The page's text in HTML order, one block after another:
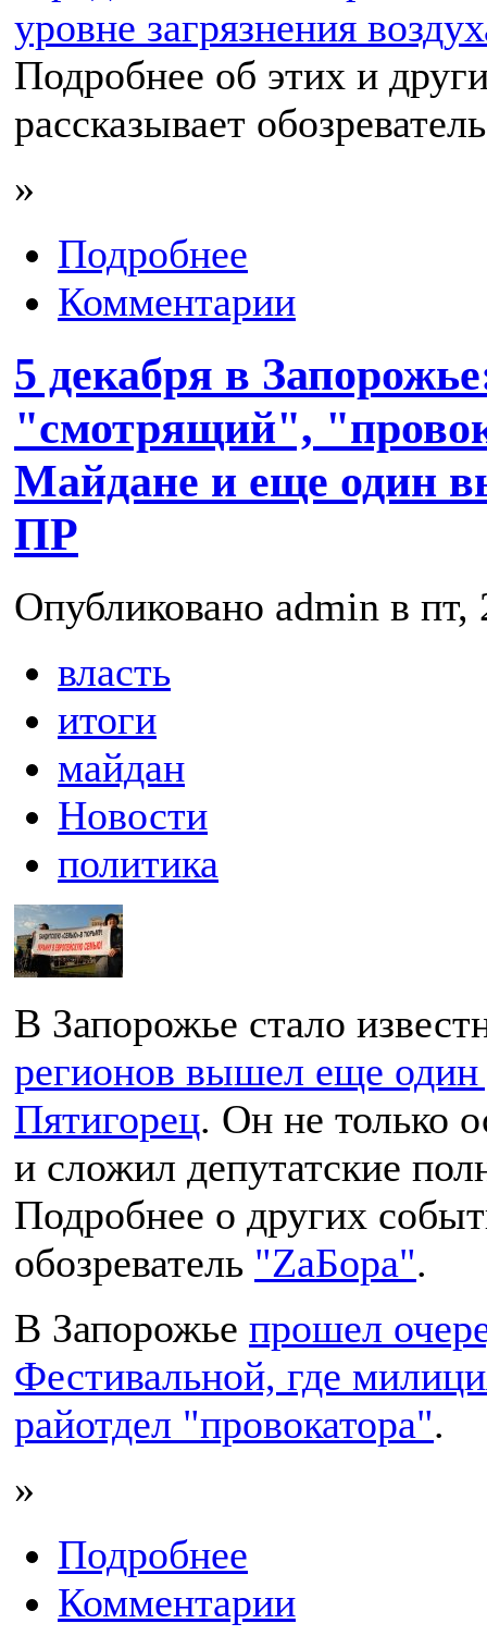
уровне загрязнения
Подробнее об этих и
рассказывает
»
Подробнее
Комментарии
5 декабря в
"смотрящий",
Майдане и еще один
ПР
Опубликовано admin в
власть
итоги
майдан
Новости
политика
В Запорожье стало
регионов вышел еще один
Пятигорец. Он не только
и сложил депутатские
Подробнее о других
обозреватель "ZaБора".
В Запорожье прошел
Фестивальной, где
райотдел "провокатора".
»
Подробнее
Комментарии